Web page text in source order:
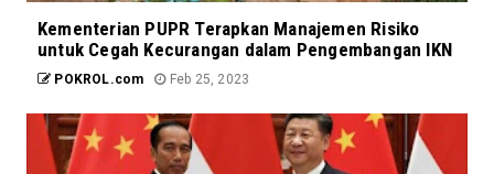
Kementerian PUPR Terapkan Manajemen Risiko
untuk Cegah Kecurangan dalam Pengembangan IKN
POKROL.com Feb 25, 2023